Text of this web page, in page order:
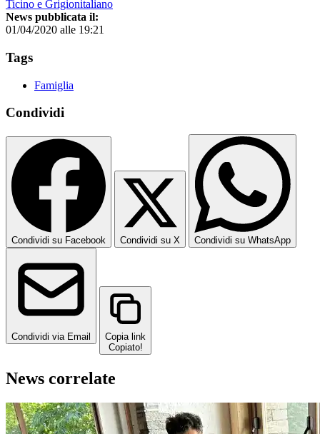
Ticino e Grigionitaliano
News pubblicata il:
01/04/2020 alle 19:21
Tags
Famiglia
Condividi
Condividi su Facebook Condividi su X Condividi su WhatsApp
Condividi via Email
Copia link
Copiato!
News correlate